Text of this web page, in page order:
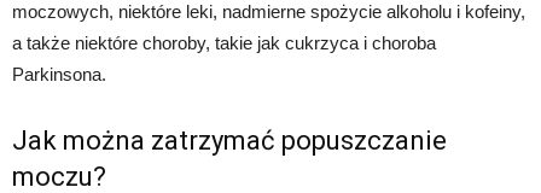
moczowych, niektóre leki, nadmierne spożycie alkoholu i kofeiny,
a także niektóre choroby, takie jak cukrzyca i choroba
Parkinsona.
Jak można zatrzymać popuszczanie
moczu?